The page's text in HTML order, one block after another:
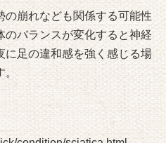
condition/sciatica.html
pain/leg-pain-causes